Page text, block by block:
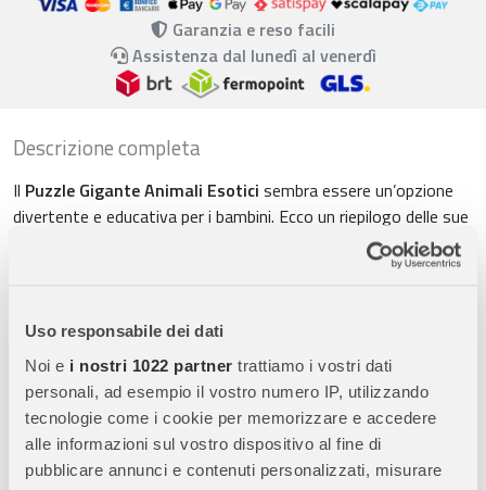
Uso responsabile dei dati
Noi e i nostri 1022 partner trattiamo i vostri dati
personali, ad esempio il vostro numero IP, utilizzando
tecnologie come i cookie per memorizzare e accedere
alle informazioni sul vostro dispositivo al fine di
pubblicare annunci e contenuti personalizzati, misurare
Garanzia e reso facili
Assistenza dal lunedì al venerdì
Descrizione completa
Il Puzzle Gigante Animali Esotici sembra essere un’opzione
divertente e educativa per i bambini. Ecco un riepilogo delle sue
una giraffa che è il soggetto principale del puzzle. Questa
varietà di animali esotici può stimolare la curiosità dei bambini
riguardo al mondo naturale e alla diversità degli esseri viventi.
Puzzle a Difficoltà Progressiva
: Il set include 6 puzzle con
diverse difficoltà. Ciò permette ai bambini di scegliere il puzzle